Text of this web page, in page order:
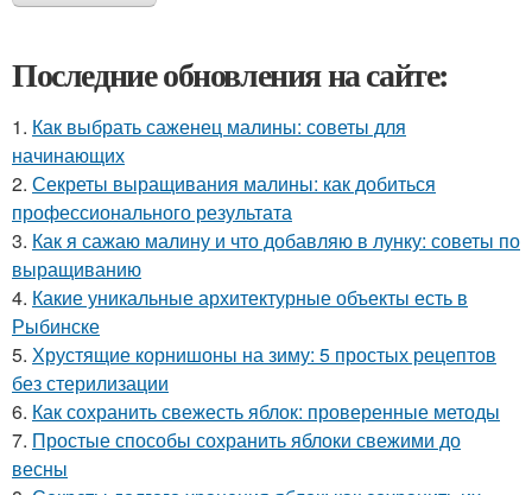
Последние обновления на сайте:
1. Как выбрать саженец малины: советы для
начинающих
2. Секреты выращивания малины: как добиться
профессионального результата
3. Как я сажаю малину и что добавляю в лунку: советы по
выращиванию
4. Какие уникальные архитектурные объекты есть в
Рыбинске
5. Хрустящие корнишоны на зиму: 5 простых рецептов
без стерилизации
6. Как сохранить свежесть яблок: проверенные методы
7. Простые способы сохранить яблоки свежими до
весны